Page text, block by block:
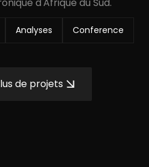
Analyses Conference
de projets